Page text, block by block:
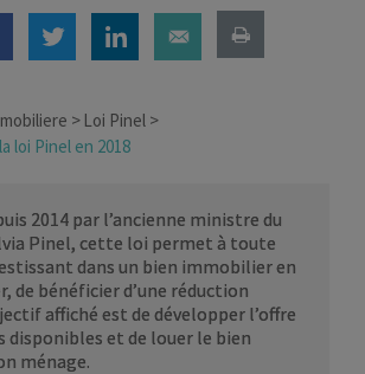
Loi Pinel
loi Pinel en 2018
2014 par l’ancienne ministre du
Pinel, cette loi permet à toute
dans un bien immobilier en
de bénéficier d’une réduction
affiché est de développer l’offre
disponibles et de louer le bien
ménage.